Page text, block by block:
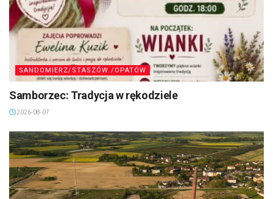
SANDOMIERZ/STASZÓW /OPATÓW
Samborzec: Tradycja w rękodziele
2026-08-07